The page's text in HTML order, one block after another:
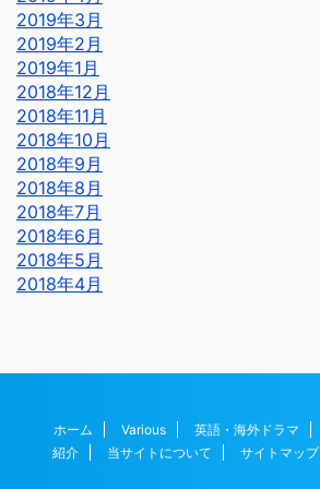
2019年3月
2019年2月
2019年1月
2018年12月
2018年11月
2018年10月
2018年9月
2018年8月
2018年7月
2018年6月
2018年5月
2018年4月
ホーム Various 英語・海外ドラマ
紹介
当サイトについて サイトマップ